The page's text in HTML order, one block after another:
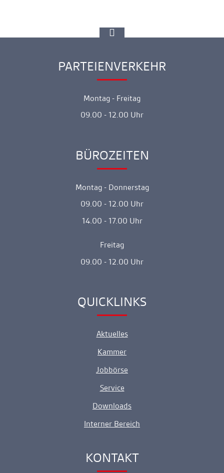
Ankerlink
PARTEIENVERKEHR
Montag - Freitag
09.00 - 12.00 Uhr
Ankerlink
BÜROZEITEN
Montag - Donnerstag
09.00 - 12.00 Uhr
14.00 - 17.00 Uhr
Freitag
09.00 - 12.00 Uhr
Ankerlink
QUICKLINKS
Aktuelles
Kammer
Jobbörse
Service
Downloads
Interner Bereich
Ankerlink
KONTAKT
zur